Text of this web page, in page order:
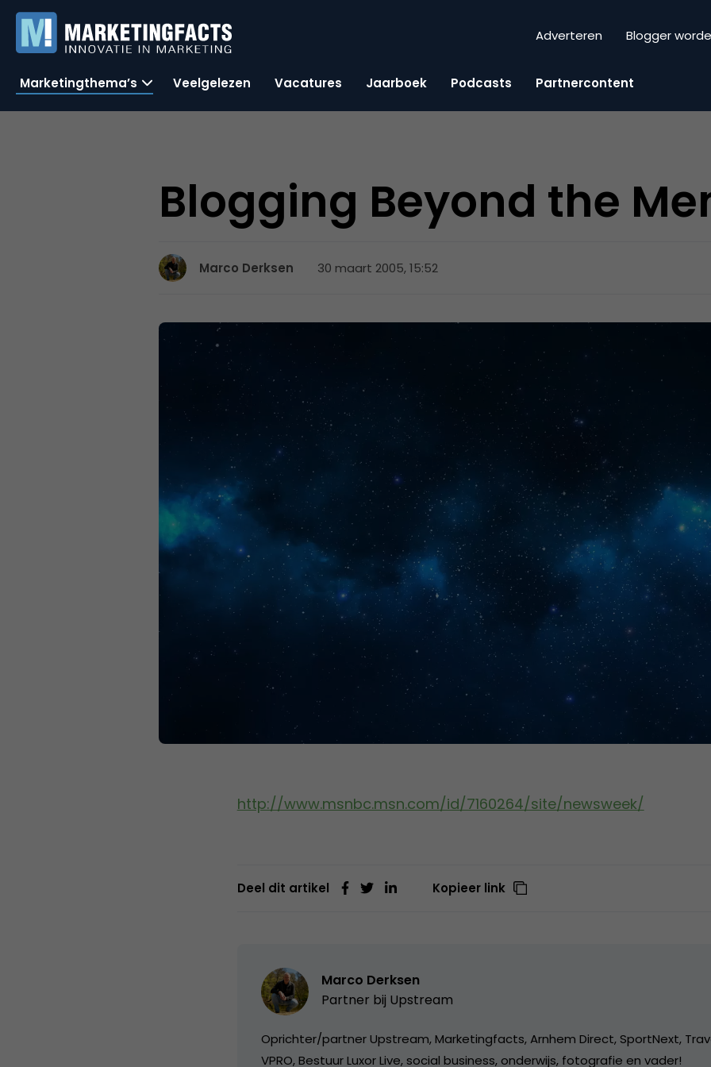
Adverteren Blogger
Marketingthema’s Veelgelezen Vacatures Jaarboek Podcasts Partnercontent
Blogging Beyond the
Marco Derksen 30 maart 2005, 15:52
http://www.msnbc.msn.com/id/7160264/site/newsweek/
Deel dit artikel Kopieer link
Marco Derksen
Partner bij Upstream
Oprichter/partner Upstream, Marketingfacts, Arnhem Direct, SportNext,
VPRO, Bestuur Luxor Live, social business, onderwijs, fotografie en vader!